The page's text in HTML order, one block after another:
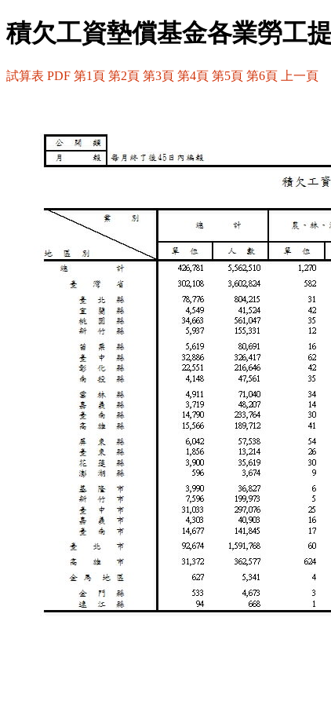
積欠工資墊償基金各業勞工
試算表 PDF 第1頁 第2頁 第3頁 第4頁 第5頁 第6頁 上一頁